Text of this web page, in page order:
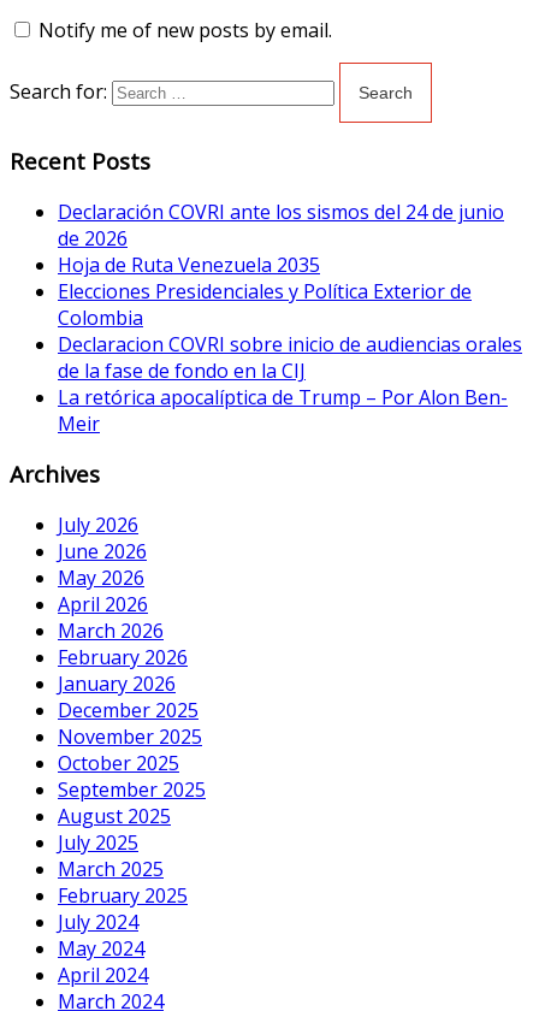
Notify me of new posts by email.
Search for:
Recent Posts
Declaración COVRI ante los sismos del 24 de junio
de 2026
Hoja de Ruta Venezuela 2035
Elecciones Presidenciales y Política Exterior de
Colombia
Declaracion COVRI sobre inicio de audiencias orales
de la fase de fondo en la CIJ
La retórica apocalíptica de Trump – Por Alon Ben-
Meir
Archives
July 2026
June 2026
May 2026
April 2026
March 2026
February 2026
January 2026
December 2025
November 2025
October 2025
September 2025
August 2025
July 2025
March 2025
February 2025
July 2024
May 2024
April 2024
March 2024